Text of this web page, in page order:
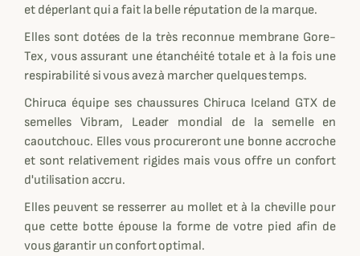
et déperlant qui a fait la belle réputation de la marque.
Elles sont dotées de la très reconnue membrane Gore-
Tex, vous assurant une étanchéité totale et à la fois une
respirabilité si vous avez à marcher quelques temps.
Chiruca équipe ses chaussures Chiruca Iceland GTX de
semelles Vibram, Leader mondial de la semelle en
caoutchouc. Elles vous procureront une bonne accroche
et sont relativement rigides mais vous offre un confort
d'utilisation accru.
Elles peuvent se resserrer au mollet et à la cheville pour
que cette botte épouse la forme de votre pied afin de
vous garantir un confort optimal.